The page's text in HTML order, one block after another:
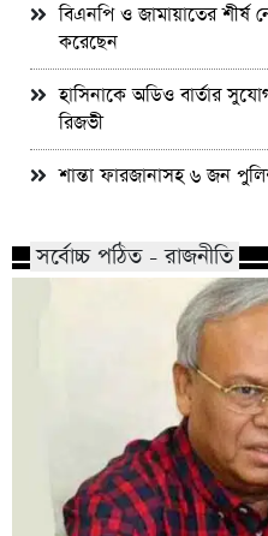
বিএনপি ও জামায়াতের শীর্ষ
করেছেন
হাসিনাকে অডিও বার্তার
রিজভী
শান্তা ফারজানাসহ ৬ জন
সর্বোচ্চ পঠিত - রাজনীতি